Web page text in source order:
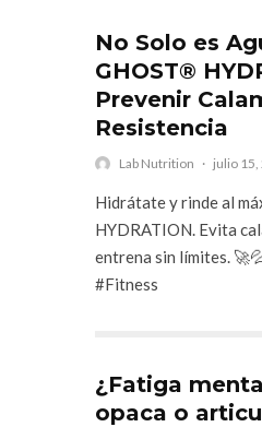
No Solo es
GHOST®
Prevenir
Resistencia
Lab Nutrition · julio 15,
Hidrátate y rinde al
HYDRATION. Evita
entrena sin límites.
#Fitness
¿Fatiga
opaca o